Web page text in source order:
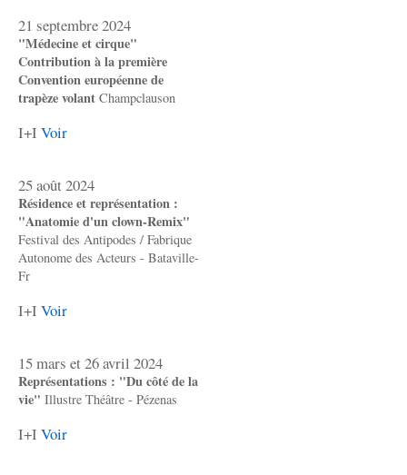
21 septembre 2024
"Médecine et cirque"
Contribution à la première
Convention européenne de
trapèze volant Champclauson
I+I Voir
25 août 2024
Résidence et représentation :
"Anatomie d'un clown-Remix"
Festival des Antipodes / Fabrique
Autonome des Acteurs - Bataville-
Fr
I+I Voir
15 mars et 26 avril 2024
Représentations : "Du côté de la
vie" Illustre Théâtre - Pézenas
I+I Voir